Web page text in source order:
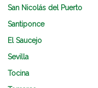
San Nicolás del Puerto
Santiponce
El Saucejo
Sevilla
Tocina